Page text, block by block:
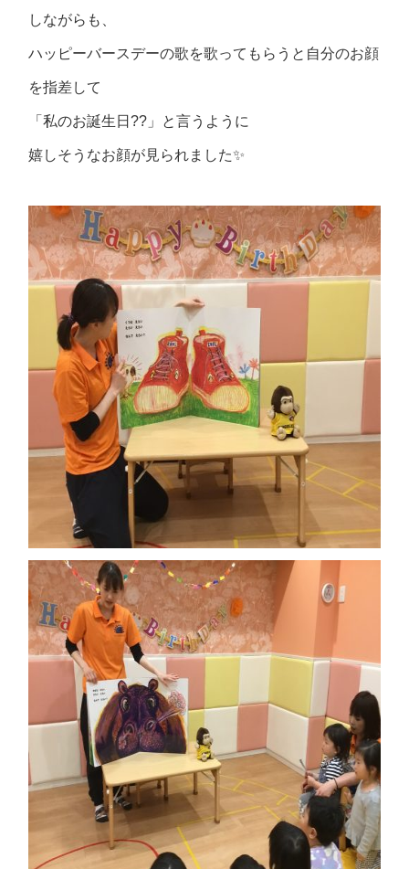
しながらも、
ハッピーバースデーの歌を歌ってもらうと自分のお顔
を指差して
「私のお誕生日??」と言うように
嬉しそうなお顔が見られました✨